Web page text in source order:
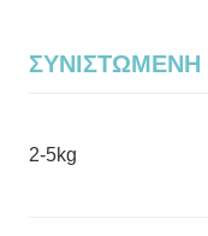
2-5kg